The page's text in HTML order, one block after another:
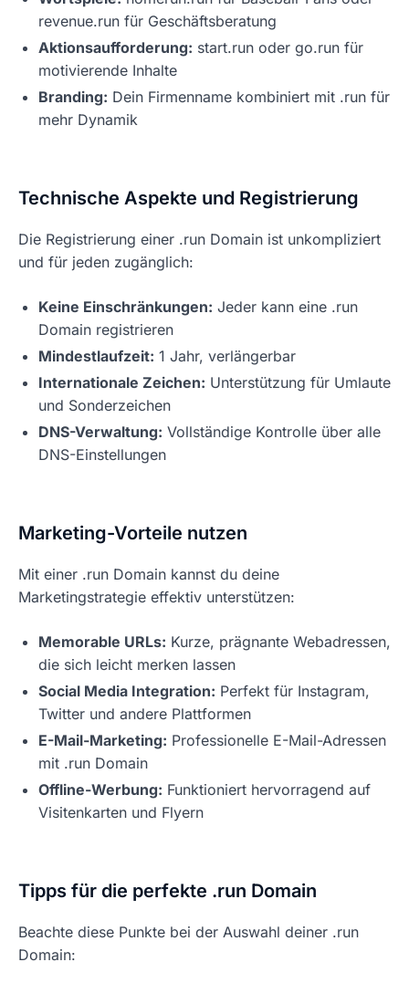
revenue.run für Geschäftsberatung
Aktionsaufforderung: start.run oder go.run für
motivierende Inhalte
Branding: Dein Firmenname kombiniert mit .run für
mehr Dynamik
Technische Aspekte und Registrierung
Die Registrierung einer .run Domain ist unkompliziert
und für jeden zugänglich:
Keine Einschränkungen: Jeder kann eine .run
Domain registrieren
Mindestlaufzeit: 1 Jahr, verlängerbar
Internationale Zeichen: Unterstützung für Umlaute
und Sonderzeichen
DNS-Verwaltung: Vollständige Kontrolle über alle
DNS-Einstellungen
Marketing-Vorteile nutzen
Mit einer .run Domain kannst du deine
Marketingstrategie effektiv unterstützen:
Memorable URLs: Kurze, prägnante Webadressen,
die sich leicht merken lassen
Social Media Integration: Perfekt für Instagram,
Twitter und andere Plattformen
E-Mail-Marketing: Professionelle E-Mail-Adressen
mit .run Domain
Offline-Werbung: Funktioniert hervorragend auf
Visitenkarten und Flyern
Tipps für die perfekte .run Domain
Beachte diese Punkte bei der Auswahl deiner .run
Domain: